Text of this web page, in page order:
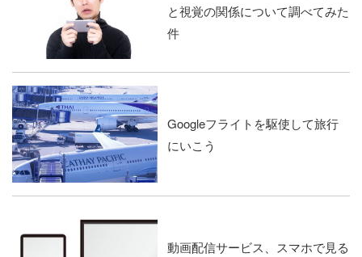
と視覚の関係について調べてみた
件
Googleフライトを駆使して旅行
にいこう
動画配信サービス、スマホで見る